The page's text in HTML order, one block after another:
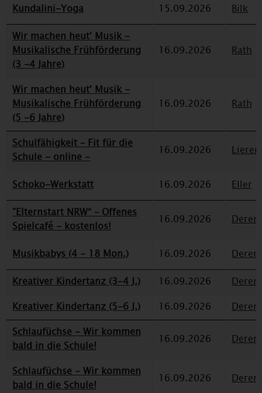
Kundalini-Yoga 15.09.2026
Bilk
Wir machen heut' Musik -
Musikalische Frühförderung
(3 -4 Jahre)
16.09.2026 Rath
Wir machen heut' Musik -
Musikalische Frühförderung
(5 -6 Jahre)
16.09.2026 Rath
Schulfähigkeit – Fit für die
Schule - online -
16.09.2026
Schoko-Werkstatt 16.09.2026
Eller
"Elternstart NRW“ – Offenes
Spielcafé - kostenlos!
16.09.2026
Musikbabys (4 - 18 Mon.) 16.09.2026
Kreativer Kindertanz (3-4 J.)
16.09.2026
Kreativer Kindertanz (5-6 J.)
16.09.2026
Schlaufüchse - Wir kommen
bald in die Schule!
16.09.2026
Schlaufüchse - Wir kommen
bald in die Schule!
16.09.2026